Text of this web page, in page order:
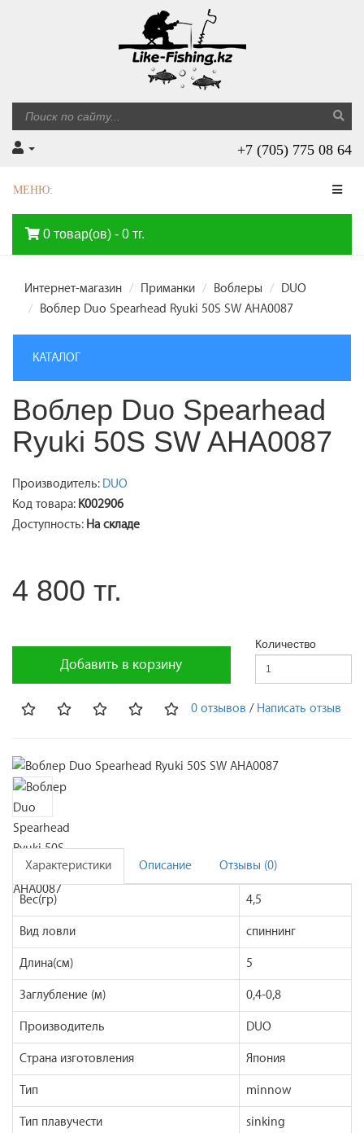
+7 (705) 775 08 64
МЕНЮ:
0 товар(ов) - 0 тг.
Интернет-магазин Приманки Воблеры
DUO
Воблер Duo Spearhead Ryuki 50S SW AHA0087
КАТАЛОГ
Воблер Duo Spearhead
Ryuki 50S SW AHA0087
Производитель: DUO
Код товара: K002906
Доступность: На складе
4 800 тг.
Добавить в корзину
Количество
0 отзывов / Написать отзыв
Характеристики Описание Отзывы (0)
Вес(гр) 4,5
Вид ловли спиннинг
Длина(см) 5
Заглубление (м) 0,4-0,8
Производитель DUO
Страна изготовления Япония
Тип minnow
Тип плавучести sinking